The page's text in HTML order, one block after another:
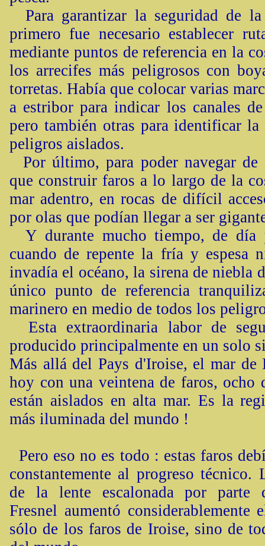
Para garantizar la seguridad de la
primero fue necesario establecer
mediante puntos de referencia en la
los arrecifes más peligrosos con
torretas. Había que colocar varias
a estribor para indicar los canales
pero también otras para identificar la
peligros aislados.
Por último, para poder navegar de
que construir faros a lo largo de la
mar adentro, en rocas de difícil
por olas que podían llegar a ser
Y durante mucho tiempo, de día
cuando de repente la fría y espesa
invadía el océano, la sirena de niebla
único punto de referencia
marinero en medio de todos los
Esta extraordinaria labor de
producido principalmente en un solo
Más allá del Pays d'Iroise, el mar de
hoy con una veintena de faros, ocho
están aislados en alta mar. Es la
más iluminada del mundo !
Pero eso no es todo : estas faros
constantemente al progreso técnico.
de la lente escalonada por parte
Fresnel aumentó considerablemente
sólo de los faros de Iroise, sino de